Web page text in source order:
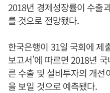
2018년 경제성장률이 수출
를 것으로 전망됐다.
한국은행이 31일 국회에 제
보고서’에 따르면 2018년
른 수출 및 설비투자의 개
을 보일 것으로 예측됐다.